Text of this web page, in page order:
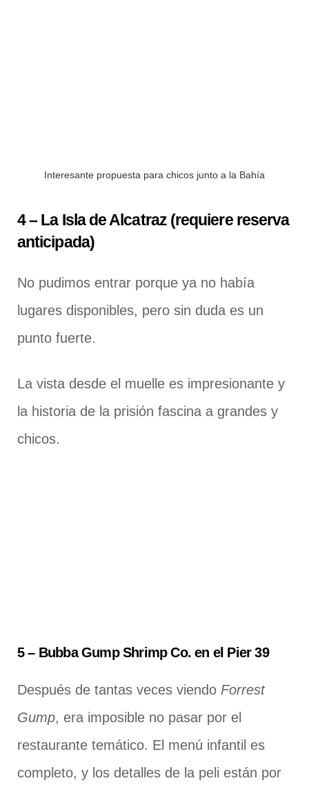
Interesante propuesta para chicos junto a la Bahía
4 – La Isla de Alcatraz (requiere reserva
anticipada)
No pudimos entrar porque ya no había
lugares disponibles, pero sin duda es un
punto fuerte.
La vista desde el muelle es impresionante y
la historia de la prisión fascina a grandes y
chicos.
5 – Bubba Gump Shrimp Co. en el Pier 39
Después de tantas veces viendo Forrest
Gump, era imposible no pasar por el
restaurante temático. El menú infantil es
completo, y los detalles de la peli están por